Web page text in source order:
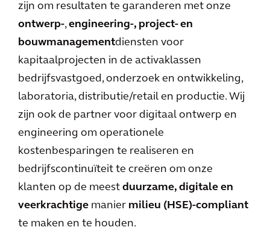
zijn om resultaten te garanderen met onze
ontwerp-,engineering-, project- en
bouwmanagementdiensten voor
kapitaalprojecten in de activaklassen
bedrijfsvastgoed, onderzoek en ontwikkeling,
laboratoria, distributie/retail en productie. Wij
zijn ook de partner voor digitaal ontwerp en
engineering om operationele
kostenbesparingen te realiseren en
bedrijfscontinuïteit te creëren om onze
klanten op de meest duurzame, digitale en
veerkrachtige manier milieu (HSE)-compliant
te maken en te houden.